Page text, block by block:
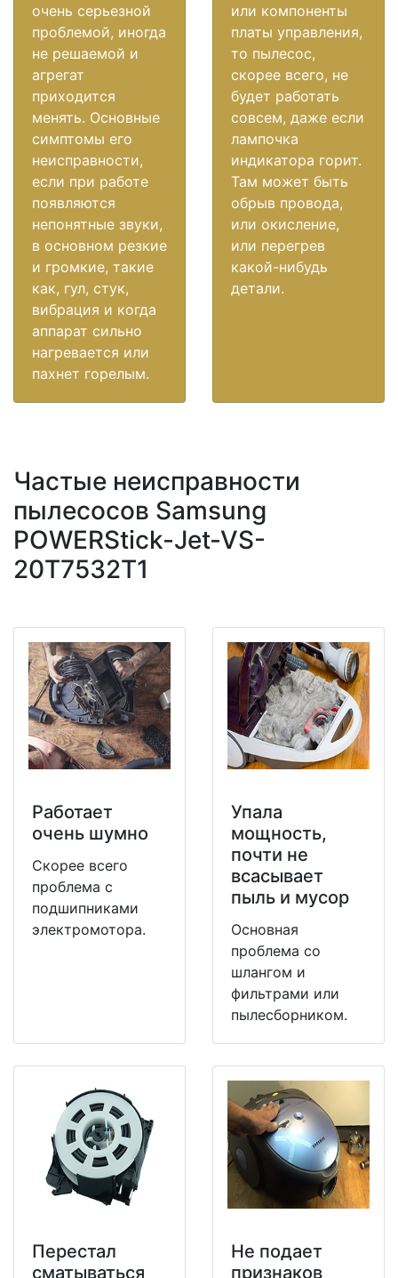
очень серьезной
проблемой, иногда
не решаемой и
агрегат
приходится
менять. Основные
симптомы его
неисправности,
если при работе
появляются
непонятные звуки,
в основном резкие
и громкие, такие
как, гул, стук,
вибрация и когда
аппарат сильно
нагревается или
пахнет горелым.
или компоненты
платы управления,
то пылесос,
скорее всего, не
будет работать
совсем, даже если
лампочка
индикатора горит.
Там может быть
обрыв провода,
или окисление,
или перегрев
какой-нибудь
детали.
Частые неисправности
пылесосов Samsung
POWERStick-Jet-VS-
20T7532T1
Работает
очень шумно
Скорее всего
проблема с
подшипниками
электромотора.
Упала
мощность,
почти не
всасывает
пыль и мусор
Основная
проблема со
шлангом и
фильтрами или
пылесборником.
Перестал
сматываться
Не подает
признаков